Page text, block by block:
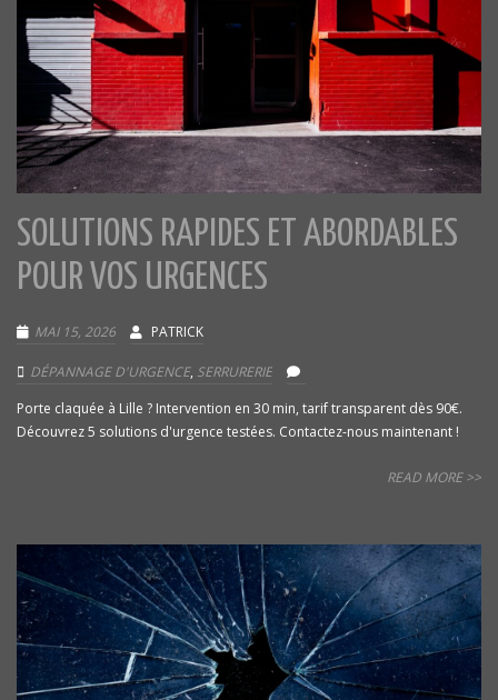
SOLUTIONS RAPIDES ET ABORDABLES
POUR VOS URGENCES
MAI 15, 2026 PATRICK
DÉPANNAGE D'URGENCE, SERRURERIE
Porte claquée à Lille ? Intervention en 30 min, tarif transparent dès 90€.
Découvrez 5 solutions d'urgence testées. Contactez-nous maintenant !
READ MORE >>